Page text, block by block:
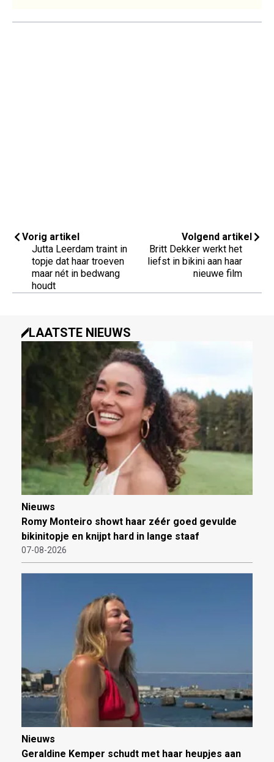
Vorig artikel
Jutta Leerdam traint in
topje dat haar troeven
maar nét in bedwang
houdt
Volgend artikel
Britt Dekker werkt het
liefst in bikini aan haar
nieuwe film
LAATSTE NIEUWS
Nieuws
Romy Monteiro showt haar zéér goed gevulde
bikinitopje en knijpt hard in lange staaf
07-08-2026
Nieuws
Geraldine Kemper schudt met haar heupjes aan